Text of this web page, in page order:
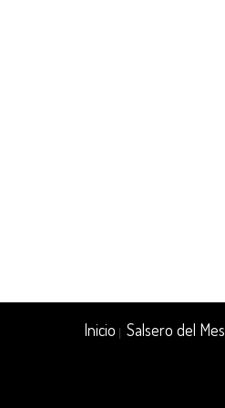
Inicio |Salsero del Mes